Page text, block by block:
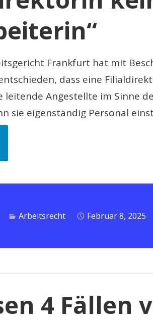
Frankfurt hat mit
dass eine
leitende Angestellte im Sinne
sie eigenständig Personal
Arbeitsrecht Februar 8, 2025
4 Fällen